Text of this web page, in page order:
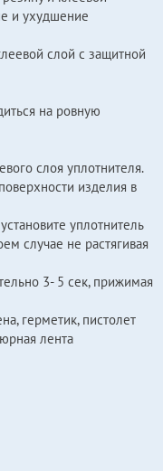
и ухудшение
слой с защитной
на ровную
слоя уплотнителя.
изделия в
уплотнитель
случае не растягивая
3- 5 сек, прижимая
герметик, пистолет
лента